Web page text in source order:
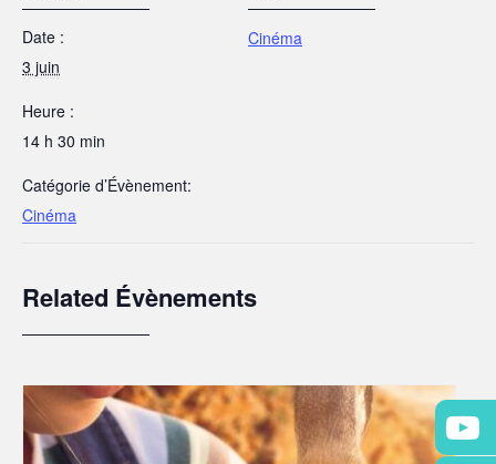
Date :
3 juin
Heure :
14 h 30 min
Catégorie d’Évènement:
Cinéma
Cinéma
Related Évènements